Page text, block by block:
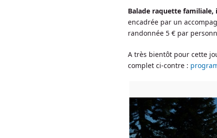
Balade raquette
encadrée par un
randonnée 5 € par
A très bientôt pour cette
complet ci-contre :